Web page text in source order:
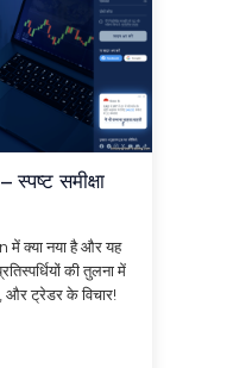
समीक्षा
क्या नया है और यह
की तुलना में
ट्रेडर के विचार!